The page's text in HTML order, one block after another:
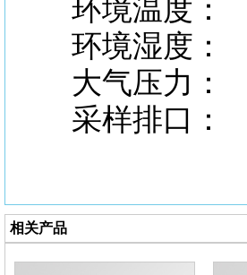
环境温度：
环境湿度：
大气压力：
采样排口：
相关产品